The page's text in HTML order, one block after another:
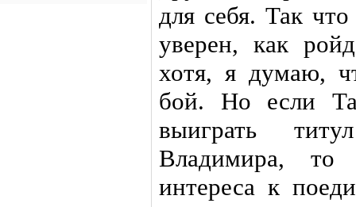
для себя. Так
уверен, как
хотя, я думаю,
бой. Но если
выиграть
Владимира,
интереса к